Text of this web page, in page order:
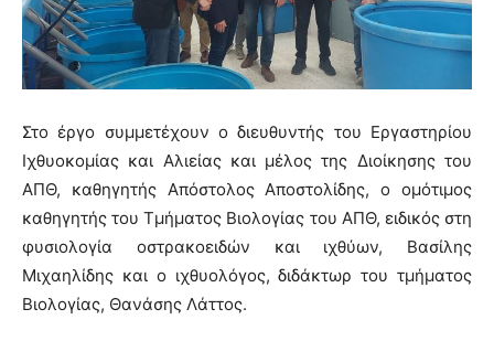
Στο έργο συμμετέχουν ο διευθυντής του Εργαστηρίου
Ιχθυοκομίας και Αλιείας και μέλος της Διοίκησης του
ΑΠΘ, καθηγητής Απόστολος Αποστολίδης, ο ομότιμος
καθηγητής του Τμήματος Βιολογίας του ΑΠΘ, ειδικός στη
φυσιολογία οστρακοειδών και ιχθύων, Βασίλης
Μιχαηλίδης και ο ιχθυολόγος, διδάκτωρ του τμήματος
Βιολογίας, Θανάσης Λάττος.